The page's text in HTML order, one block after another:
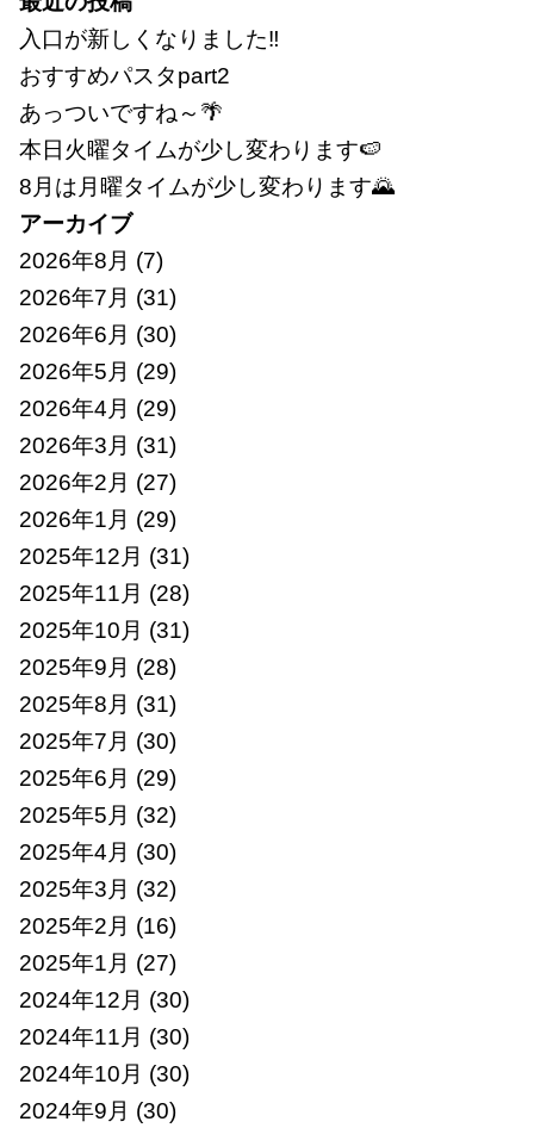
入口が新しくなりました‼
おすすめパスタpart2
あっついですね～🌴
本日火曜タイムが少し変わります🍉
8月は月曜タイムが少し変わります🌄
アーカイブ
2026年8月 (7)
2026年7月 (31)
2026年6月 (30)
2026年5月 (29)
2026年4月 (29)
2026年3月 (31)
2026年2月 (27)
2026年1月 (29)
2025年12月 (31)
2025年11月 (28)
2025年10月 (31)
2025年9月 (28)
2025年8月 (31)
2025年7月 (30)
2025年6月 (29)
2025年5月 (32)
2025年4月 (30)
2025年3月 (32)
2025年2月 (16)
2025年1月 (27)
2024年12月 (30)
2024年11月 (30)
2024年10月 (30)
2024年9月 (30)